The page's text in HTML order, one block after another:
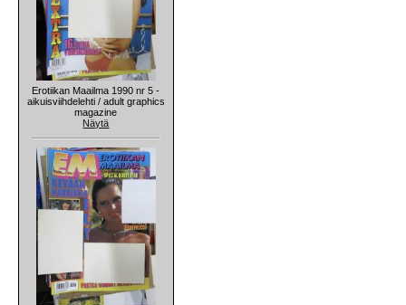
Erotiikan Maailma 1990 nr 5 -
aikuisviihdelehti / adult graphics
magazine
Näytä